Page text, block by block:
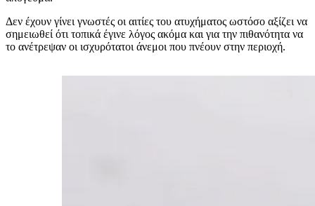
Δεν έχουν γίνει γνωστές οι αιτίες του ατυχήματος ωστόσο αξίζει να
σημειωθεί ότι τοπικά έγινε λόγος ακόμα και για την πιθανότητα να
το ανέτρεψαν οι ισχυρότατοι άνεμοι που πνέουν στην περιοχή.